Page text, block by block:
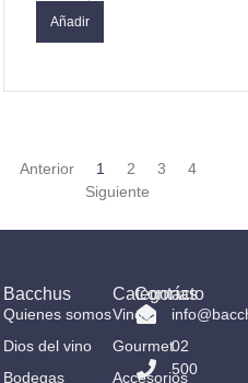
Añadir
Anterior 1 2 3
4
Siguiente
Bacchus
Quienes somos
Dios del vino
Bodegas
Categorías
Vinos
Gourmet
Accesorios
Contacto
02
500